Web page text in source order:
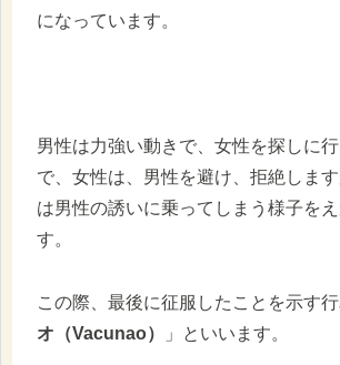
になっています。
男性は力強い動きで、女性を探しに
で、女性は、男性を避け、拒絶しま
は男性の誘いに乗ってしまう様子を
す。
この際、最後に征服したことを示す
オ（Vacunao）
」といいます。